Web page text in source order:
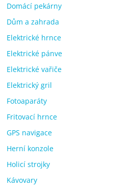
Domácí pekárny
Dům a zahrada
Elektrické hrnce
Elektrické pánve
Elektrické vařiče
Elektrický gril
Fotoaparáty
Fritovací hrnce
GPS navigace
Herní konzole
Holicí strojky
Kávovary